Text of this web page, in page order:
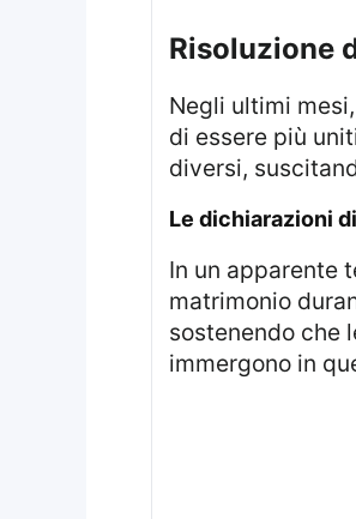
Negli ultimi mesi, Meghan e Harry hanno smentito le speculazioni riguardanti la crisi nel loro matrimonio, affermando
di essere più
diversi,
Le dichiarazioni
In un apparente tentativo di placare le speculazioni, Harry ha parlato apertamente delle voci relative al loro
matrimonio
sostenendo che
immergono in